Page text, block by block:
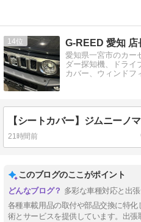
14 G-REED 愛知 店
愛知県一宮市のカー
ダー探知機、ドライ
カバー、ウィンドフ
21時間前
このブログのここがポイント
多彩な車種対応と出
各種車載用品の取付や部品交換に特
術とサービスを提供しています。出